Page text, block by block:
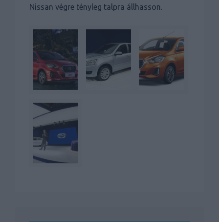
Nissan végre tényleg talpra állhasson.